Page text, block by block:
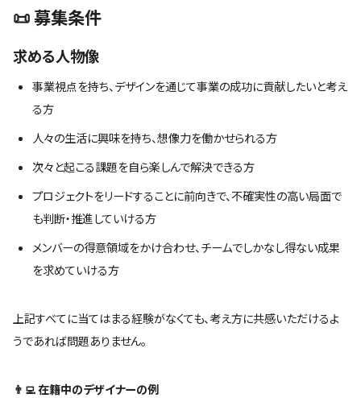
📜 募集条件
求める人物像
事業視点を持ち、デザインを通じて事業の成功に貢献したいと考え
る方
人々の生活に興味を持ち、想像力を働かせられる方
次々と起こる課題を自ら楽しんで解決できる方
プロジェクトをリードすることに前向きで、不確実性の高い局面で
も判断・推進していける方
メンバーの得意領域をかけ合わせ、チームでしかなし得ない成果
を求めていける方
上記すべてに当てはまる経験がなくても、考え方に共感いただけるよ
うであれば問題ありません。
👨‍💻 在籍中のデザイナーの例